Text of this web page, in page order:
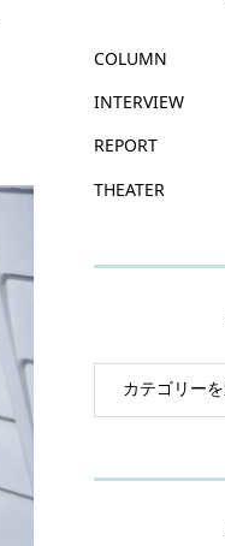
COLUMN
INTERVIEW
REPORT
THEATER